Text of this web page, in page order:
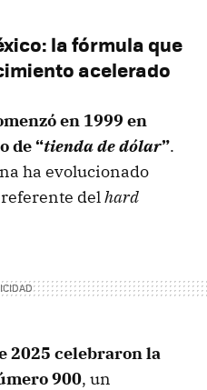
la fórmula que
acelerado
en 1999 en
de “tienda de dólar”.
ha evolucionado
delhard
2025 celebraron la
900, un